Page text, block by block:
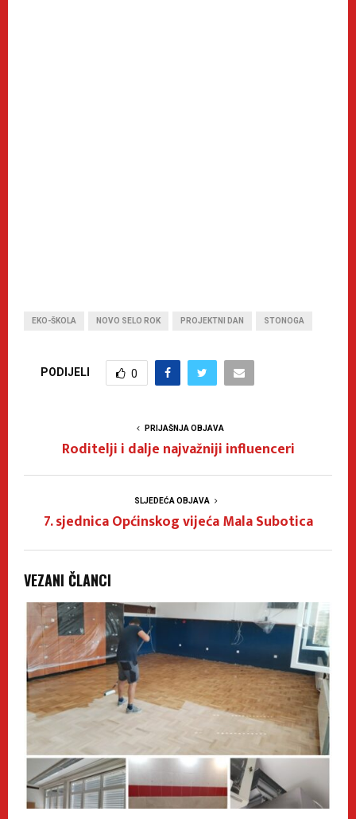
EKO-ŠKOLA NOVO SELO ROK PROJEKTNI DAN STONOGA
PODIJELI 0
PRIJAŠNJA OBJAVA
Roditelji i dalje najvažniji influenceri
SLJEDEĆA OBJAVA
7. sjednica Općinskog vijeća Mala Subotica
VEZANI ČLANCI